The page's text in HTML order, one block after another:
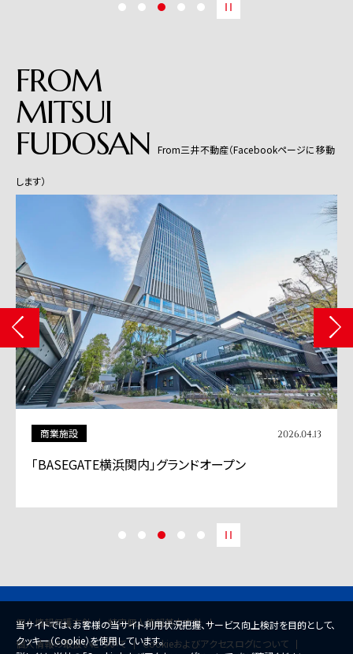
FROM
MITSUI
FUDOSAN From三井不動産（Facebookページに移動
します）
商業施設 2026.04.13
「BASEGATE横浜関内」グランドオープン
個人情報保護方針
特定個人情報基本方針
個人情報の取扱いについて
Cookieおよびアクセスログについて
当サイトでは、お客様の当サイト利用状況把握、サービス向上検討を目的として、
クッキー（Cookie）を使用しています。